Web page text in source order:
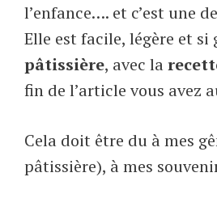
l’enfance…. et c’est une
Elle est facile, légère et
pâtissière, avec la
fin de l’article vous avez
Cela doit être du à mes
pâtissière), à mes